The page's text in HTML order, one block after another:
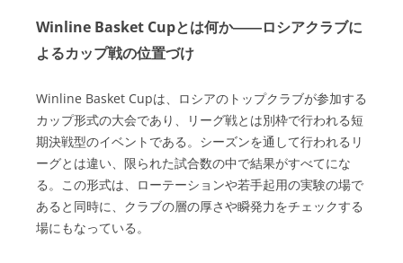
Winline Basket Cupとは何か――ロシアクラブに
よるカップ戦の位置づけ
Winline Basket Cupは、ロシアのトップクラブが参加する
カップ形式の大会であり、リーグ戦とは別枠で行われる短
期決戦型のイベントである。シーズンを通して行われるリ
ーグとは違い、限られた試合数の中で結果がすべてにな
る。この形式は、ローテーションや若手起用の実験の場で
あると同時に、クラブの層の厚さや瞬発力をチェックする
場にもなっている。